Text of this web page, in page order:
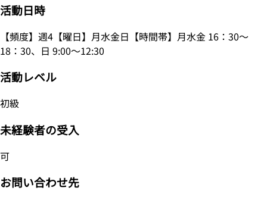
活動日時
【頻度】週4【曜日】月水金日【時間帯】月水金 16：30～
18：30、日 9:00～12:30
活動レベル
初級
未経験者の受入
可
お問い合わせ先